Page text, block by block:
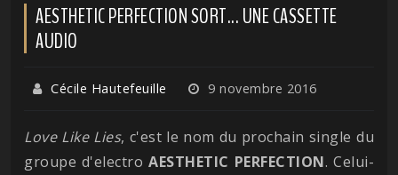
AESTHETIC PERFECTION SORT... UNE CASSETTE
AUDIO
Cécile Hautefeuille 9 novembre 2016
Love Like Lies, c'est le nom du prochain single du
groupe d'electroAESTHETIC PERFECTION. Celui-